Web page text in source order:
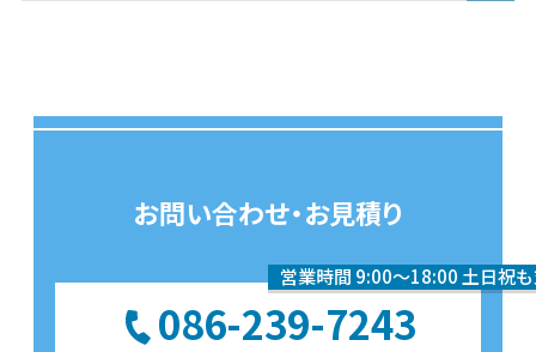
お問い合わせ・お見積り
営業時間 9:00〜18:00 土日祝
086-239-7243